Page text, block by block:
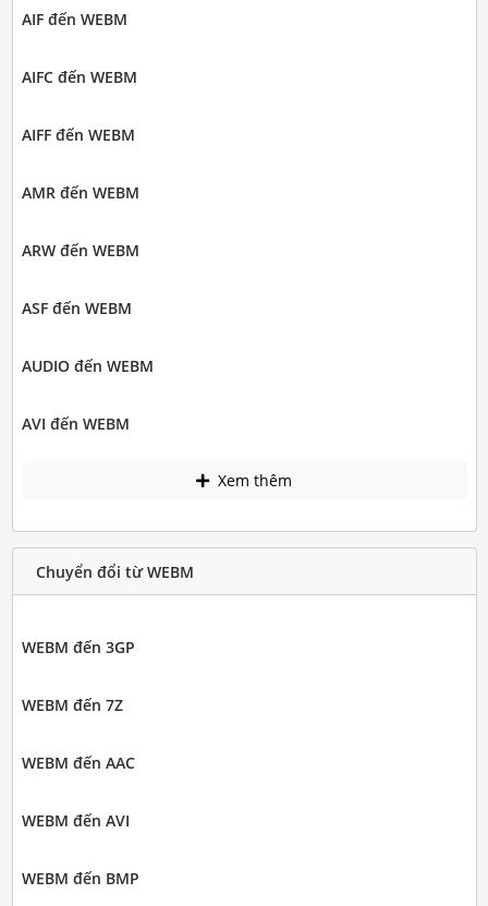
AIF đến WEBM
AIFC đến WEBM
AIFF đến WEBM
AMR đến WEBM
ARW đến WEBM
ASF đến WEBM
AUDIO đến WEBM
AVI đến WEBM
Xem thêm
Chuyển đổi từ WEBM
WEBM đến 3GP
WEBM đến 7Z
WEBM đến AAC
WEBM đến AVI
WEBM đến BMP